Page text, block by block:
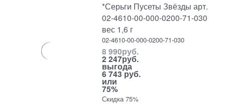
*Серьги Пусеты Звёзды арт.
02-4610-00-000-0200-71-030
вес 1,6 г
02-4610-00-000-0200-71-030
8 990руб.
2 247руб.
выгода
6 743 руб.
или
75%
Скидка 75%